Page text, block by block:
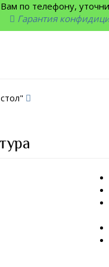
по телефону,
Гарантия